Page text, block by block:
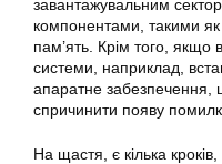
завантажувальним
компонентами, такими
пам’ять. Крім того,
системи, наприклад,
апаратне забезпечення,
спричинити появу
На щастя, є кілька